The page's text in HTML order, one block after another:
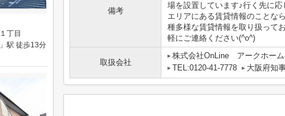
備考
場を設置しています♪行く先に
エリアにある賃貸情報のことな
種多様な賃貸情報を取り扱って
軽にご連絡ください(^o^)
取扱会社
株式会社OnLine アークホー
TEL:0120-41-7778
大阪府知
丁目
駅 徒歩13分